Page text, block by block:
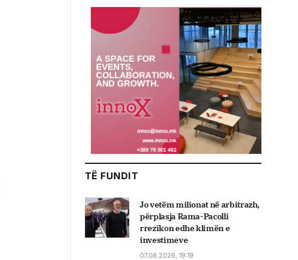
TË FUNDIT
Jo vetëm milionat në arbitrazh,
përplasja Rama-Pacolli
rrezikon edhe klimën e
investimeve
07.08.2026, 19:19